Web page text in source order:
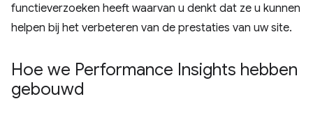
functieverzoeken heeft waarvan u denkt dat ze u kunnen
helpen bij het verbeteren van de prestaties van uw site.
Hoe we Performance Insights hebben
gebouwd